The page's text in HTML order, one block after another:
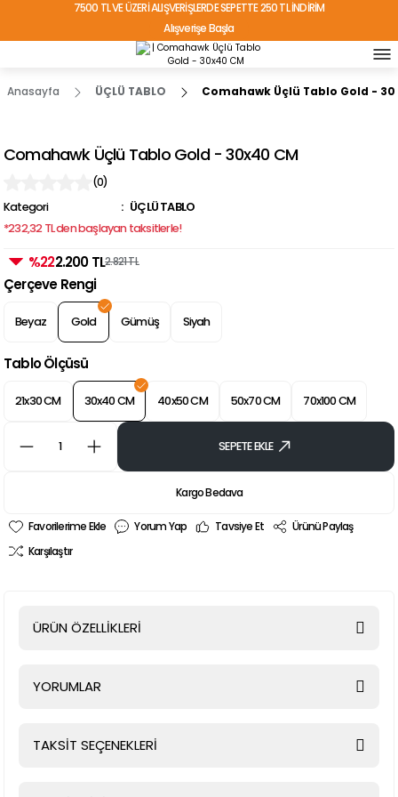
7500 TL VE ÜZERİ ALIŞVERİŞLERDE SEPETTE 250 TL İNDİRİM
Alışverişe Başla
TÜRKİYE'NİN HER YERİNE ÜCRETSİZ KARGO!
Anasayfa ÜÇLÜ TABLO Comahawk Üçlü Tablo Gold -
Comahawk Üçlü Tablo Gold - 30x40 CM
(0)
Kategori
ÜÇLÜ TABLO
*232,32 TL den başlayan taksitlerle!
%222.200 TL2.821 TL
Çerçeve Rengi
Beyaz Gold Gümüş Siyah
Tablo Ölçüsü
21x30 CM 30x40 CM 40x50 CM 50x70 CM 70x100 CM
SEPETE EKLE
Kargo Bedava
Yorum Yap Tavsiye Et
Ürünü Paylaş
Karşılaştır
ÜRÜN ÖZELLİKLERİ
YORUMLAR
TAKSİT SEÇENEKLERİ